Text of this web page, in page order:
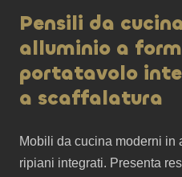
Pensili da
alluminio a
portatavolo
a scaffalatura
Mobili da cucina moderni in
ripiani integrati. Presenta